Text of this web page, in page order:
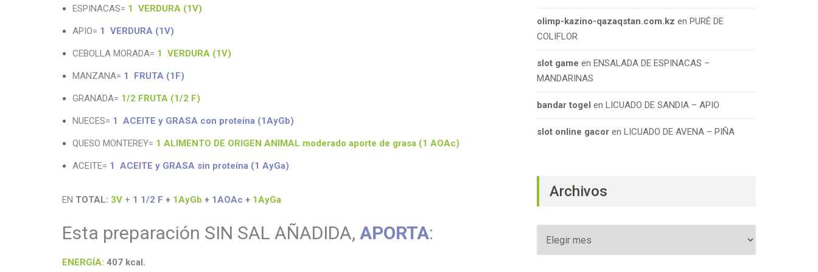
ESPINACAS= 1 VERDURA (1V)
APIO= 1 VERDURA (1V)
CEBOLLA MORADA= 1 VERDURA (1V)
MANZANA= 1 FRUTA (1F)
GRANADA= 1/2 FRUTA (1/2 F)
NUECES= 1 ACEITE y GRASA con proteína (1AyGb)
QUESO MONTEREY= 1 ALIMENTO DE ORIGEN ANIMAL moderado aporte de grasa (1 AOAc)
ACEITE= 1 ACEITE y GRASA sin proteína (1 AyGa)
EN TOTAL: 3V + 1 1/2 F + 1AyGb + 1AOAc + 1AyGa
Esta preparación SIN SAL AÑADIDA, APORTA:
ENERGÍA: 407 kcal.
olimp-kazino-qazaqstan.com.kz en PURÉ DE
COLIFLOR
slot game en ENSALADA DE ESPINACAS –
MANDARINAS
bandar togel en LICUADO DE SANDIA – APIO
slot online gacor en LICUADO DE AVENA – PIÑA
Archivos